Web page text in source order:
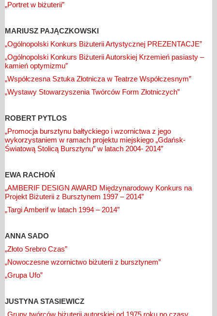
„Portret w biżuterii”
MARIUSZ PAJĄCZKOWSKI
„Ogólnopolski Konkurs Biżuterii Artystycznej PREZENTACJE”
„Ogólnopolski Konkurs Biżuterii Autorskiej Krzemień pasiasty –
kamień optymizmu”
„Współczesna Sztuka Złotnicza w Teatrze Współczesnym”
„Wystawy Stowarzyszenia Twórców Form Złotniczych”
ROBERT PYTLOS
„Promocja bursztynu bałtyckiego i wzornictwa z jego
wykorzystaniem w ramach projektu miejskiego „Gdańsk-
Światową Stolicą Bursztynu” w latach 2004- 2014”
EWA RACHOŃ
„AMBERIF DESIGN AWARD Międzynarodowy Konkurs na
Projekt Biżuterii z Bursztynem 1997 – 2014”
„Targi Amberif w latach 1994 – 2014”
ANNA SADO
„Złoto Srebro Czas”
„Nowoczesne wzornictwo biżuterii z bursztynem”
„Grupa Ufo”
JUSTYNA STASIEWICZ